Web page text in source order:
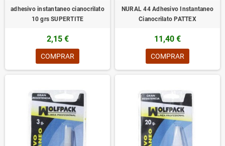
adhesivo instantaneo cianocrilato
10 grs SUPERTITE
2,15 €
COMPRAR
NURAL 44 Adhesivo Instantaneo
Cianocrilato PATTEX
11,40 €
COMPRAR